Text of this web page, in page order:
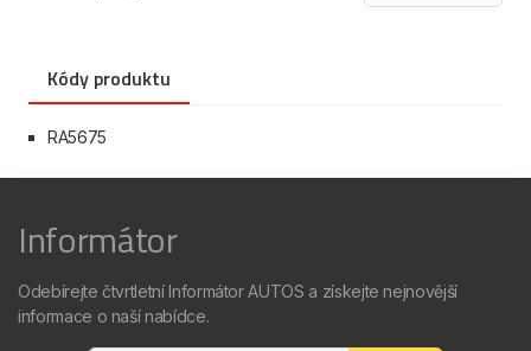
Kódy produktu
RA5675
Informátor
Odebírejte čtvrtletní Informátor AUTOS a získejte nejnovější
informace o naší nabídce.